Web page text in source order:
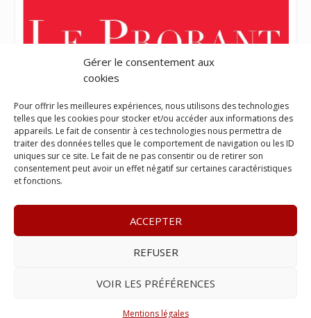
Gérer le consentement aux
cookies
Pour offrir les meilleures expériences, nous utilisons des technologies
telles que les cookies pour stocker et/ou accéder aux informations des
appareils. Le fait de consentir à ces technologies nous permettra de
traiter des données telles que le comportement de navigation ou les ID
uniques sur ce site. Le fait de ne pas consentir ou de retirer son
consentement peut avoir un effet négatif sur certaines caractéristiques
et fonctions.
ACCEPTER
REFUSER
VOIR LES PRÉFÉRENCES
Mentions légales
– www.lapostille.fr –
– E-mail :contact@lapostille.fr–